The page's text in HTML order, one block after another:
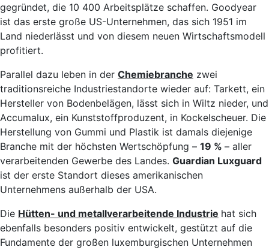
gegründet, die 10 400 Arbeitsplätze schaffen. Goodyear
ist das erste große US-Unternehmen, das sich 1951 im
Land niederlässt und von diesem neuen Wirtschaftsmodell
profitiert.
Parallel dazu leben in der Chemiebranche zwei
traditionsreiche Industriestandorte wieder auf: Tarkett, ein
Hersteller von Bodenbelägen, lässt sich in Wiltz nieder, und
Accumalux, ein Kunststoffproduzent, in Kockelscheuer. Die
Herstellung von Gummi und Plastik ist damals diejenige
Branche mit der höchsten Wertschöpfung – 19 % – aller
verarbeitenden Gewerbe des Landes. Guardian Luxguard
ist der erste Standort dieses amerikanischen
Unternehmens außerhalb der USA.
Die Hütten- und metallverarbeitende Industrie hat sich
ebenfalls besonders positiv entwickelt, gestützt auf die
Fundamente der großen luxemburgischen Unternehmen